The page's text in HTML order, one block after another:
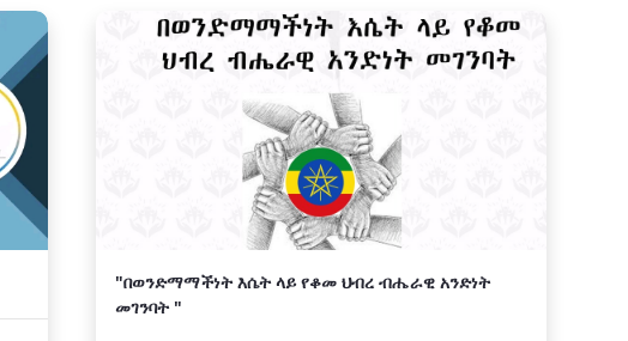
"በወንድማማችነት እሴት ላይ የቆመ ህብረ ብሔራዊ አንድነት
መገንባት "